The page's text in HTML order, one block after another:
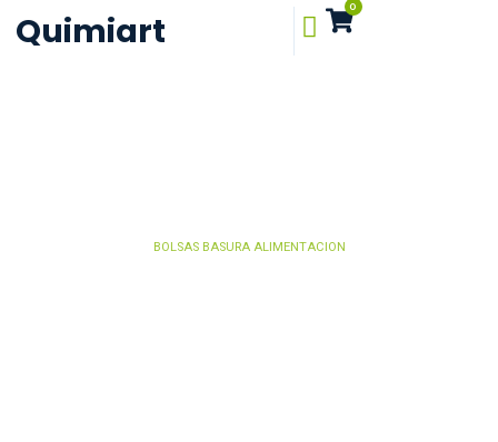
Quimiart
0
BOLSAS BASURA ALIMENTACION